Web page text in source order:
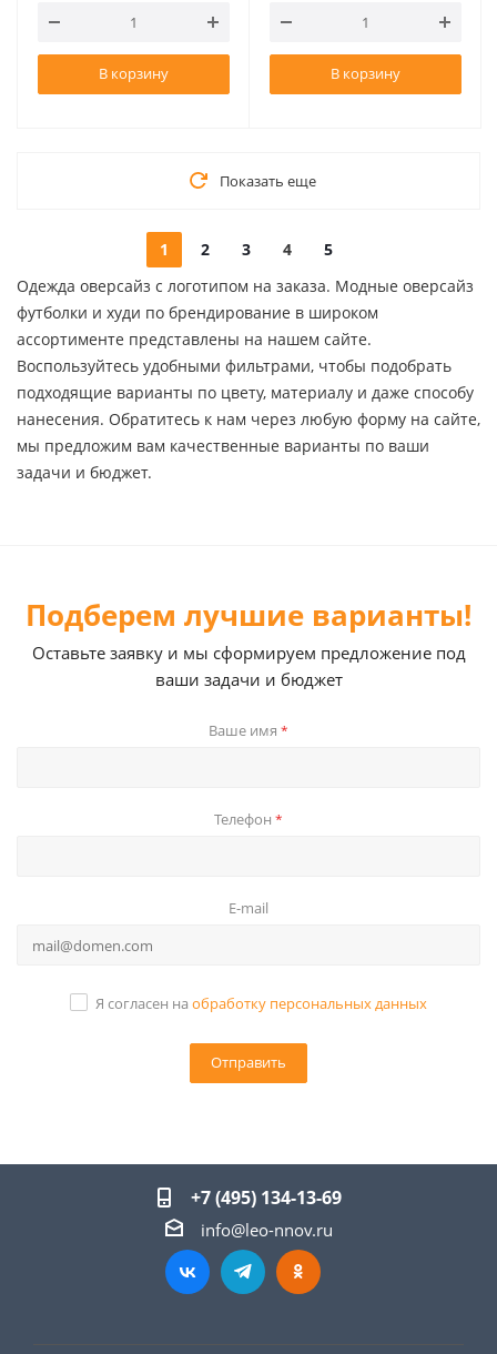
В корзину В корзину
Показать еще
1 2 3 4
5
Одежда оверсайз с логотипом на заказа. Модные оверсайз
футболки и худи по брендирование в широком
ассортименте представлены на нашем сайте.
Воспользуйтесь удобными фильтрами, чтобы подобрать
подходящие варианты по цвету, материалу и даже способу
нанесения. Обратитесь к нам через любую форму на сайте,
мы предложим вам качественные варианты по ваши
задачи и бюджет.
Подберем лучшие варианты!
Оставьте заявку и мы сформируем предложение под
ваши задачи и бюджет
Ваше имя *
Телефон *
E-mail
Я согласен на обработку персональных данных
+7 (495) 134-13-69
info@leo-nnov.ru